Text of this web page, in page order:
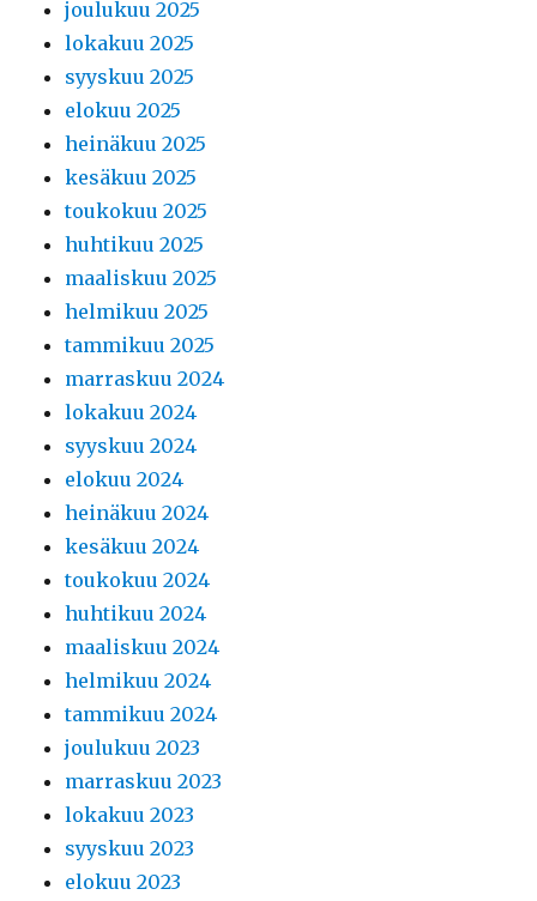
joulukuu 2025
lokakuu 2025
syyskuu 2025
elokuu 2025
heinäkuu 2025
kesäkuu 2025
toukokuu 2025
huhtikuu 2025
maaliskuu 2025
helmikuu 2025
tammikuu 2025
marraskuu 2024
lokakuu 2024
syyskuu 2024
elokuu 2024
heinäkuu 2024
kesäkuu 2024
toukokuu 2024
huhtikuu 2024
maaliskuu 2024
helmikuu 2024
tammikuu 2024
joulukuu 2023
marraskuu 2023
lokakuu 2023
syyskuu 2023
elokuu 2023